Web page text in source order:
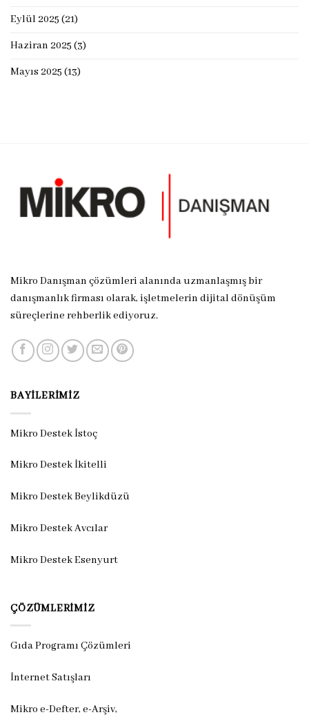
Eylül 2025 (21)
Haziran 2025 (3)
Mayıs 2025 (13)
Mikro Danışman çözümleri alanında uzmanlaşmış bir
danışmanlık firması olarak, işletmelerin dijital dönüşüm
süreçlerine rehberlik ediyoruz.
BAYILERIMIZ
Mikro Destek İstoç
Mikro Destek İkitelli
Mikro Destek Beylikdüzü
Mikro Destek Avcılar
Mikro Destek Esenyurt
ÇÖZÜMLERIMIZ
Gıda Programı Çözümleri
İnternet Satışları
Mikro e-Defter, e-Arşiv,